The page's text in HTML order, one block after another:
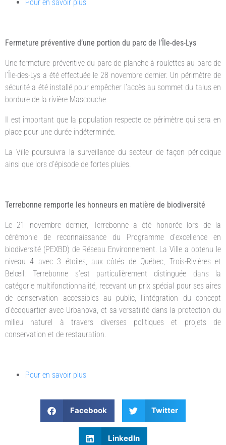
Pour en savoir plus
Fermeture préventive d’une portion du parc de l’Île-des-Lys
Une fermeture préventive du parc de planche à roulettes au parc de
l’Île-des-Lys a été effectuée le 28 novembre dernier. Un périmètre de
sécurité a été installé pour empêcher l’accès au sommet du talus en
bordure de la rivière Mascouche.
Il est important que la population respecte ce périmètre qui sera en
place pour une durée indéterminée.
La Ville poursuivra la surveillance du secteur de façon périodique
ainsi que lors d’épisode de fortes pluies.
Terrebonne remporte les honneurs en matière de biodiversité
Le 21 novembre dernier, Terrebonne a été honorée lors de la
cérémonie de reconnaissance du Programme d’excellence en
biodiversité (PEXBD) de Réseau Environnement. La Ville a obtenu le
niveau 4 avec 3 étoiles, aux côtés de Québec, Trois-Rivières et
Belœil. Terrebonne s’est particulièrement distinguée dans la
catégorie multifonctionnalité, recevant un prix spécial pour ses aires
de conservation accessibles au public, l’intégration du concept
d’écoquartier avec Urbanova, et sa versatilité dans la protection du
milieu naturel à travers diverses politiques et projets de
conservation et de restauration.
Pour en savoir plus
Facebook Twitter
LinkedIn